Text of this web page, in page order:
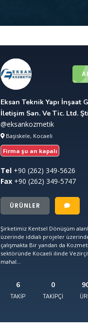
Eksan Teknik Yapı İnşaat
İletişim San. Ve Tic. Ltd.
@eksankozmetik
Başiskele, Kocaeli
Firma şu an kapalı
Tel +90 (262) 349-5626
Fax +90 (262) 349-5747
ÜRÜNLER
Şirketimiz Kentsel Dönüşüm
üzerinde iddialı projeler
çalışmakta Bir yandan da
sektöründe Kocaeli ilinde
mahal...
6
TAKIP
0
TAKIPÇI